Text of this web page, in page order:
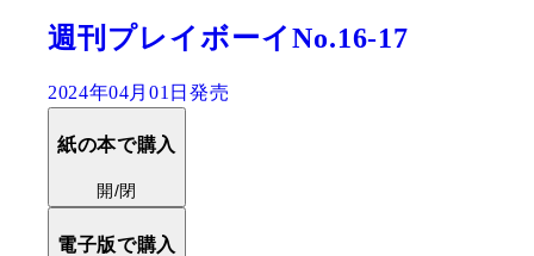
週刊プレイボーイNo.16-17
2024年04月01日発売
紙の本で購入
開/閉
電子版で購入